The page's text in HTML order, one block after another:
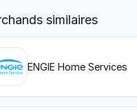
similaires
ENGIE Home Services